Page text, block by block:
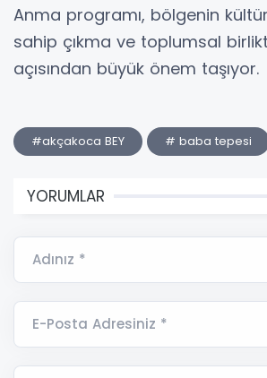
Anma programı, bölgenin
sahip çıkma ve toplumsal
açısından büyük önem taşıyor.
#akçakoca BEY # baba tepesi
YORUMLAR
Adınız *
E-Posta Adresiniz *